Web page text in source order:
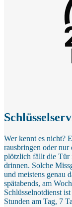
Wer kennt es nicht?
rausbringen oder
plötzlich fällt die Tür
drinnen. Solche
und meistens genau
spätabends, am
Schlüsselnotdienst
Stunden am Tag, 7